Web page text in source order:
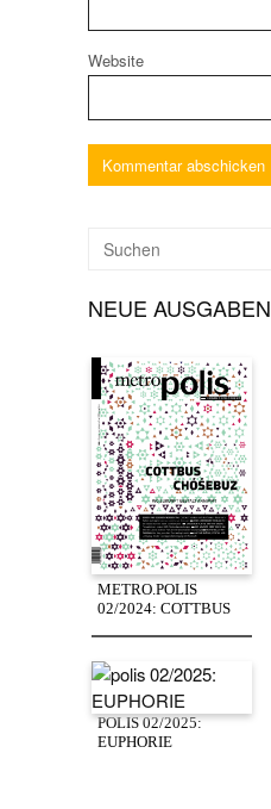
Website
NEUE AUSGABEN
METRO.POLIS
02/2024: COTTBUS
POLIS 02/2025:
EUPHORIE